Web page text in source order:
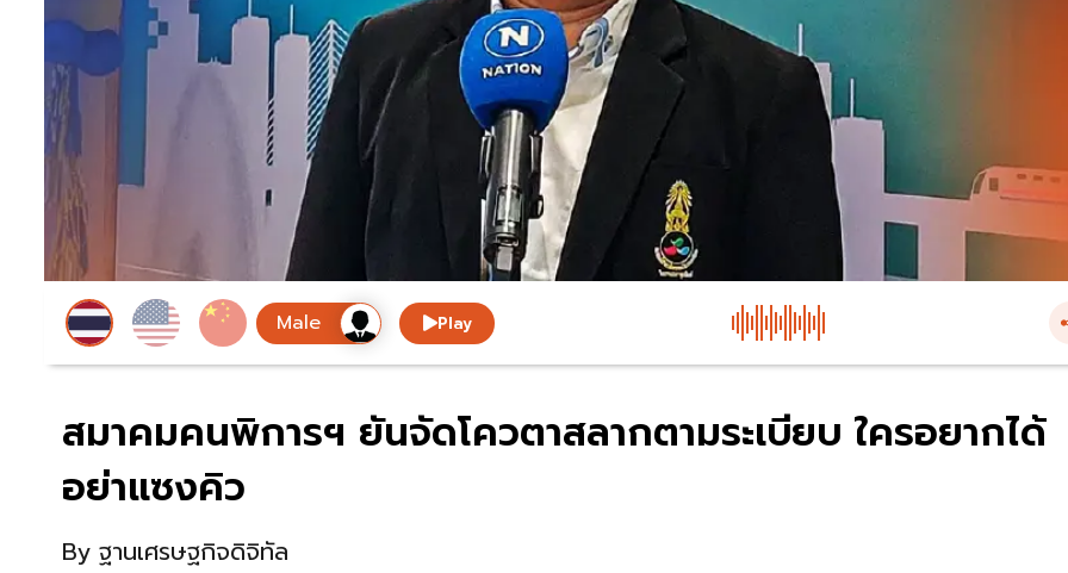
Play
สมาคมคนพิการฯ ยันจัดโควตาสลากตามระเบียบ ใครอยากได้
อย่าแซงคิว
By ฐานเศรษฐกิจดิจิทัล